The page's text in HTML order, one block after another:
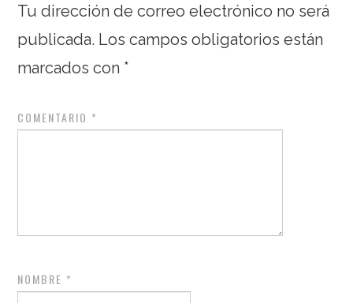
Tu dirección de correo electrónico no será
publicada. Los campos obligatorios están
marcados con *
COMENTARIO *
NOMBRE *